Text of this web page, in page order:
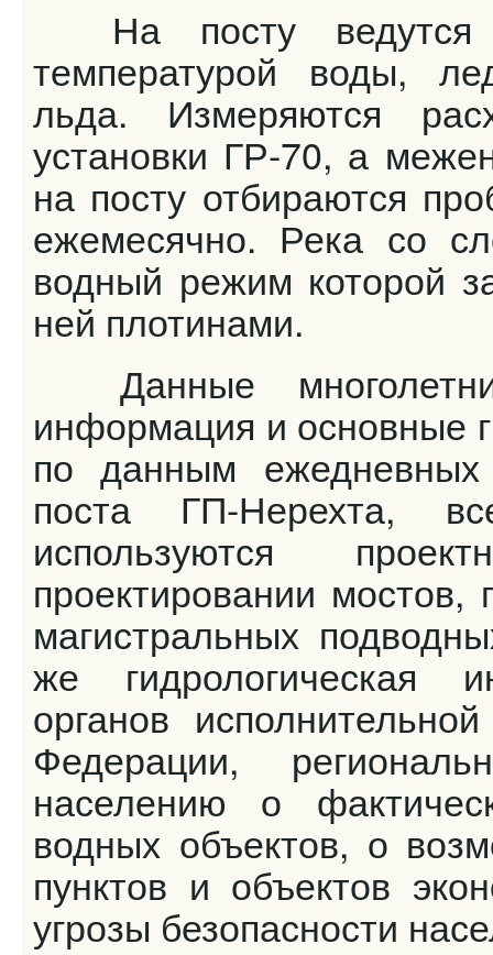
На посту ведутся
температурой воды,
льда. Измеряются
установки ГР-70, а
на посту отбираются
ежемесячно. Река со
водный режим которой
ней плотинами.
Данные
информация и основные
по данным ежедневных
поста ГП-Нерехта,
используются
проектировании мостов,
магистральных
же гидрологическая
органов
Федерации,
населению о
водных объектов, о
пунктов и объектов
угрозы безопасности